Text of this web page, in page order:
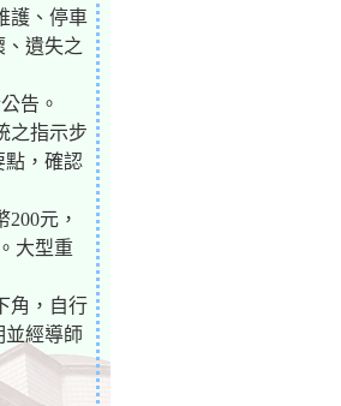
護、停車
遺失之
告。
之指示步
點，確認
元，
大型重
角，自行
並經導師